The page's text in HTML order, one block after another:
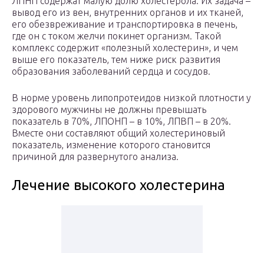
вывод его из вен, внутренних органов и их тканей,
его обезвреживание и транспортировка в печень,
где он с током желчи покинет организм. Такой
комплекс содержит «полезный холестерин», и чем
выше его показатель, тем ниже риск развития
образования заболеваний сердца и сосудов.
В норме уровень липопротеидов низкой плотности у
здорового мужчины не должны превышать
показатель в 70%, ЛПОНП – в 10%, ЛПВП – в 20%.
Вместе они составляют общий холестериновый
показатель, изменение которого становится
причиной для развернутого анализа.
Лечение высокого холестерина